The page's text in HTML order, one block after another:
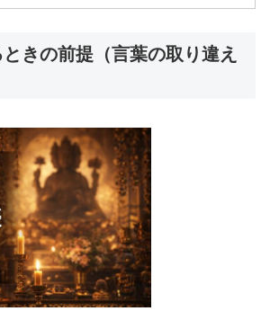
きの前提（言葉の取り違え